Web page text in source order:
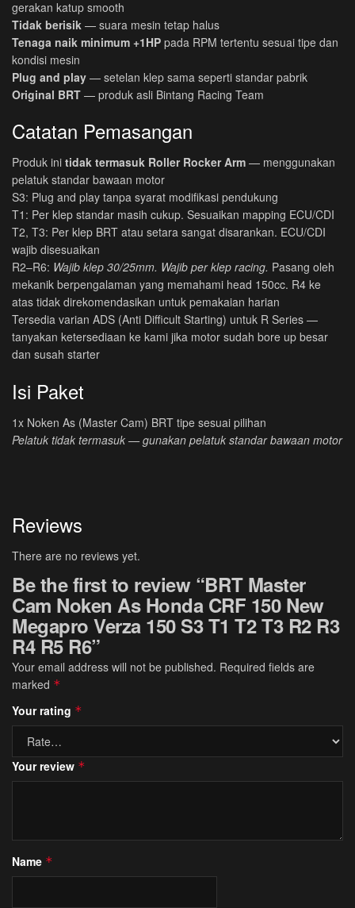
gerakan katup smooth
Tidak berisik — suara mesin tetap halus
Tenaga naik minimum +1HP pada RPM tertentu sesuai tipe dan
kondisi mesin
Plug and play — setelan klep sama seperti standar pabrik
Original BRT — produk asli Bintang Racing Team
Catatan Pemasangan
Produk ini tidak termasuk Roller Rocker Arm — menggunakan
pelatuk standar bawaan motor
S3: Plug and play tanpa syarat modifikasi pendukung
T1: Per klep standar masih cukup. Sesuaikan mapping ECU/CDI
T2, T3: Per klep BRT atau setara sangat disarankan. ECU/CDI
wajib disesuaikan
R2–R6: Wajib klep 30/25mm. Wajib per klep racing. Pasang oleh
mekanik berpengalaman yang memahami head 150cc. R4 ke
atas tidak direkomendasikan untuk pemakaian harian
Tersedia varian ADS (Anti Difficult Starting) untuk R Series —
tanyakan ketersediaan ke kami jika motor sudah bore up besar
dan susah starter
Isi Paket
1x Noken As (Master Cam) BRT tipe sesuai pilihan
Pelatuk tidak termasuk — gunakan pelatuk standar bawaan motor
Reviews
There are no reviews yet.
Be the first to review “BRT Master
Cam Noken As Honda CRF 150 New
Megapro Verza 150 S3 T1 T2 T3 R2 R3
R4 R5 R6”
Your email address will not be published. Required fields are
marked *
Your rating *
Your review *
Name *